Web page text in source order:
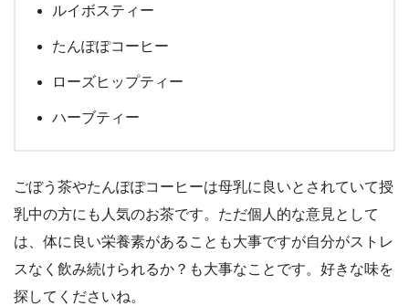
ルイボスティー
たんぽぽコーヒー
ローズヒップティー
ハーブティー
ごぼう茶やたんぽぽコーヒーは母乳に良いとされていて授
乳中の方にも人気のお茶です。ただ個人的な意見として
は、体に良い栄養素があることも大事ですが自分がストレ
スなく飲み続けられるか？も大事なことです。好きな味を
探してくださいね。